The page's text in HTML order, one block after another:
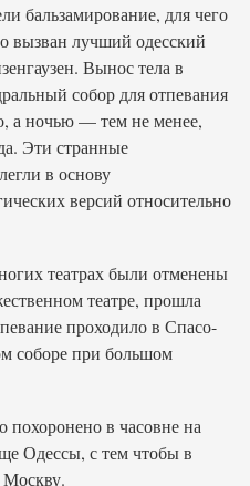
бальзамирование, для чего
вызван лучший одесский
Вынос тела в
собор для отпевания
а ночью — тем не менее,
Эти странные
в основу
версий относительно
театрах были отменены
театре, прошла
проходило в Спасо-
соборе при большом
похоронено в часовне на
Одессы, с тем чтобы в
Москву.